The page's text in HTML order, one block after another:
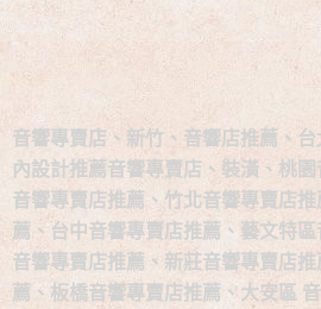
音響專賣店、新竹、音響店推薦、
內設計推薦音響專賣店、裝潢、桃
音響專賣店推薦、竹北音響專賣店
薦、台中音響專賣店推薦、藝文特
音響專賣店推薦、新莊音響專賣店
薦、板橋音響專賣店推薦、大安區